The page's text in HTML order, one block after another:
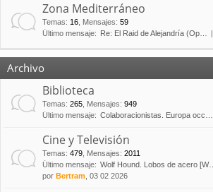
Zona Mediterráneo
Temas: 16 Mensajes: 59
Último mensaje:
Re: El Raid de Alejandría (Op…
Archivo
Biblioteca
Temas: 265 Mensajes: 949
Último mensaje: Colaboracionistas. Europa occ…
Cine y Televisión
Temas: 479 Mensajes: 2011
Último mensaje: Wolf Hound. Lobos de acero [W…
por Bertram , 03 02 2026